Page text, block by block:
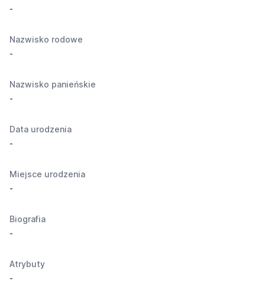
-
Nazwisko rodowe
-
Nazwisko panieńskie
-
Data urodzenia
-
Miejsce urodzenia
-
Biografia
-
Atrybuty
-